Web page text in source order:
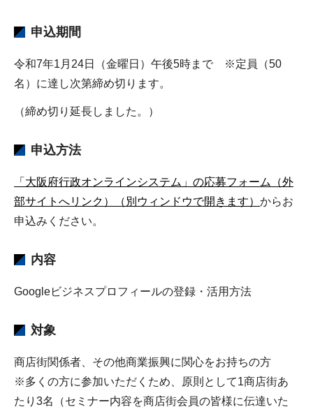
申込期間
令和7年1月24日（金曜日）午後5時まで ※定員（50
名）に達し次第締め切ります。
（締め切り延長しました。）
申込方法
「大阪府行政オンラインシステム」の応募フォーム（外
部サイトへリンク）（別ウィンドウで開きます） からお
申込みください。
内容
Googleビジネスプロフィールの登録・活用方法
対象
商店街関係者、その他商業振興に関心をお持ちの方
※多くの方に参加いただくため、原則として1商店街あ
たり3名（セミナー内容を商店街会員の皆様に伝達いた